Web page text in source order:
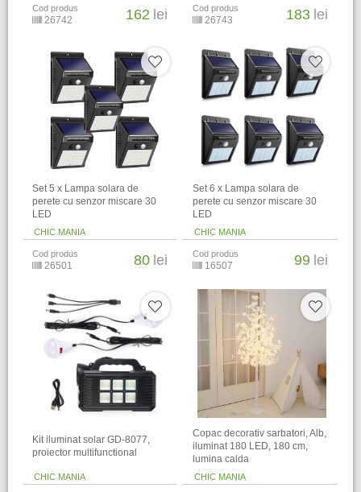
Cod produs
26742 162 lei Cod produs
26743 183 lei
Set 5 x Lampa solara de
perete cu senzor miscare 30
LED
CHIC MANIA
Cod produs
26501 80 lei
Set 6 x Lampa solara de
perete cu senzor miscare 30
LED
CHIC MANIA
Cod produs
16507 99 lei
Kit iluminat solar GD-8077,
proiector multifunctional
CHIC MANIA
Copac decorativ sarbatori, Alb,
iluminat 180 LED, 180 cm,
lumina calda
CHIC MANIA